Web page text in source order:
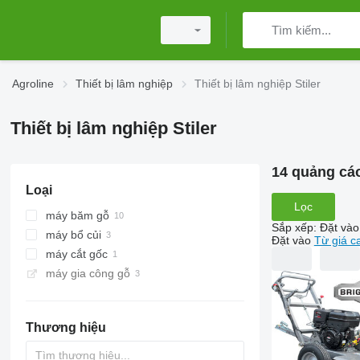
Agroline Thiết bị lâm nghiệp Thiết bị lâm nghiệp Stiler
Thiết bị lâm nghiệp Stiler
Loại
máy băm gỗ
máy bổ củi
máy cắt gốc
máy gia công gỗ
Thương hiệu
14 quảng
Lọc
Sắp xếp: Đặt vào
Đặt vào Từ giá